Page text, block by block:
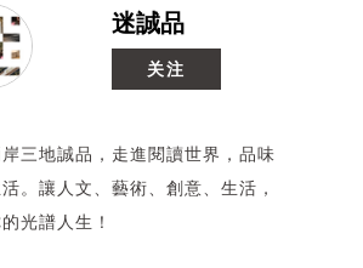
迷誠品
关注
三地誠品，走進閱讀世界，品味
。讓人文、藝術、創意、生活，
光譜人生！